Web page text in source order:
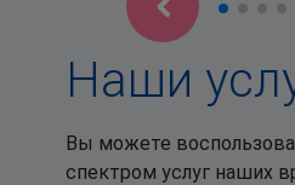
Наши
Вы можете
спектром услуг наших